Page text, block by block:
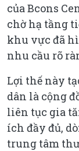
của Bcons
chờ hạ tầng
khu vực đã
nhu cầu rõ
Lợi thế này
dân là cộng
liên tục gia
ích đầy đủ,
trung tâm